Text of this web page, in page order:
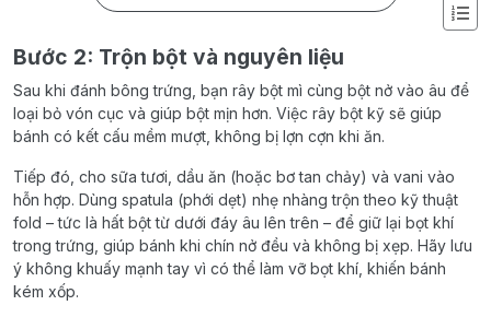
Bước 2: Trộn bột và nguyên liệu
Sau khi đánh bông trứng, bạn rây bột mì cùng bột nở vào âu để
loại bỏ vón cục và giúp bột mịn hơn. Việc rây bột kỹ sẽ giúp
bánh có kết cấu mềm mượt, không bị lợn cợn khi ăn.
Tiếp đó, cho sữa tươi, dầu ăn (hoặc bơ tan chảy) và vani vào
hỗn hợp. Dùng spatula (phới dẹt) nhẹ nhàng trộn theo kỹ thuật
fold – tức là hất bột từ dưới đáy âu lên trên – để giữ lại bọt khí
trong trứng, giúp bánh khi chín nở đều và không bị xẹp. Hãy lưu
ý không khuấy mạnh tay vì có thể làm vỡ bọt khí, khiến bánh
kém xốp.